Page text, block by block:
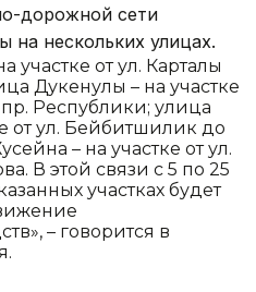
дорожной сети
на нескольких улицах.
участке от ул. Карталы
Дукенулы – на участке
Республики; улица
от ул. Бейбитшилик до
– на участке от ул.
В этой связи с 5 по 25
участках будет
– говорится в